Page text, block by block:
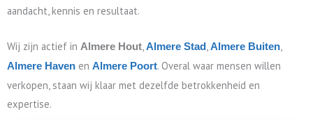
aandacht, kennis en resultaat.
Wij zijn actief in Almere Hout Almere Stad Almere Buiten
Almere Haven en Almere Poort. Overal waar mensen willen
verkopen, staan wij klaar met dezelfde betrokkenheid en
expertise.